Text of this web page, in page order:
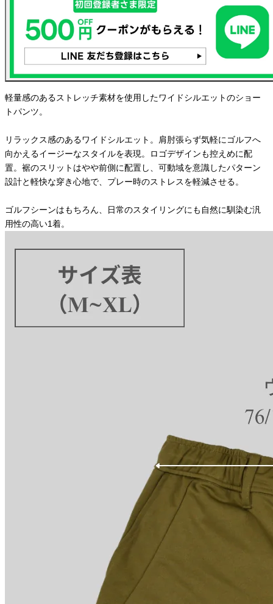
軽量感のあるストレッチ素材を使用したワイドシルエットのショー
トパンツ。
リラックス感のあるワイドシルエット。肩肘張らず気軽にゴルフへ
向かえるイージーなスタイルを表現。ロゴデザインも控えめに配
置。裾のスリットはやや前側に配置し、可動域を意識したパターン
設計と軽快な穿き心地で、プレー時のストレスを軽減させる。
ゴルフシーンはもちろん、日常のスタイリングにも自然に馴染む汎
用性の高い1着。